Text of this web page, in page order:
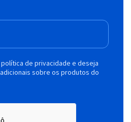
de privacidade e deseja
sobre os produtos do